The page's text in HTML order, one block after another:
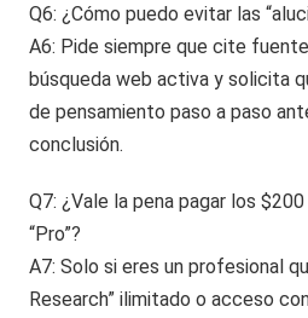
Q6: ¿Cómo puedo evitar las
A6: Pide siempre que cite
búsqueda web activa y solicita
de pensamiento paso a paso
conclusión.
Q7: ¿Vale la pena pagar los
“Pro”?
A7: Solo si eres un profesional
Research” ilimitado o acceso